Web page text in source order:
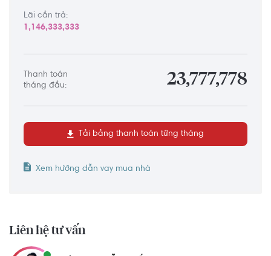
Lãi cần trả:
1,146,333,333
Thanh toán
tháng đầu:
23,777,778
Tải bảng thanh toán từng tháng
Xem hướng dẫn vay mua nhà
Liên hệ tư vấn